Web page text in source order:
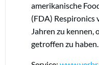
amerikanische
(FDA) Respironics
Jahren zu kennen,
getroffen zu haben.